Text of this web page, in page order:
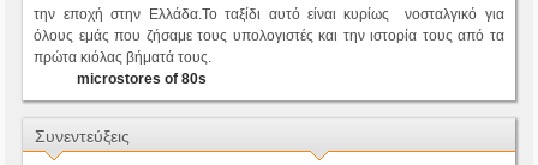
την εποχή στην Ελλάδα.Το ταξίδι αυτό είναι κυρίως νοσταλγικό για
όλους εμάς που ζήσαμε τους υπολογιστές και την ιστορία τους από τα
πρώτα κιόλας βήματά τους.
microstores of 80s
Συνεντεύξεις